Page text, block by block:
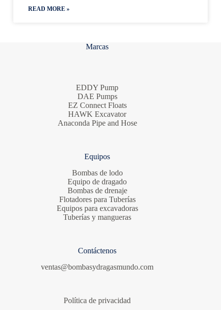
READ MORE »
Marcas
EDDY Pump
DAE Pumps
EZ Connect Floats
HAWK Excavator
Anaconda Pipe and Hose
Equipos
Bombas de lodo
Equipo de dragado
Bombas de drenaje
Flotadores para Tuberías
Equipos para excavadoras
Tuberías y mangueras
Contáctenos
ventas@bombasydragasmundo.com
Política de privacidad